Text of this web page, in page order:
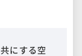
にする空